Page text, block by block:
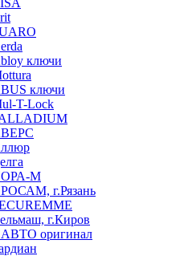
ключи
ключи
T-Lock
М
г.Рязань
г.Киров
оригинал